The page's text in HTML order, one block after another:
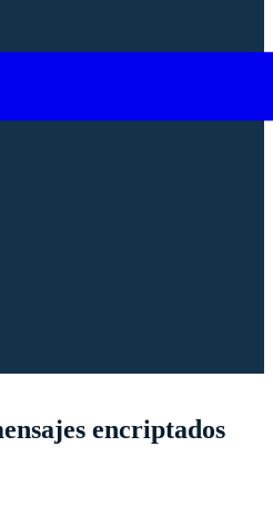
encriptados